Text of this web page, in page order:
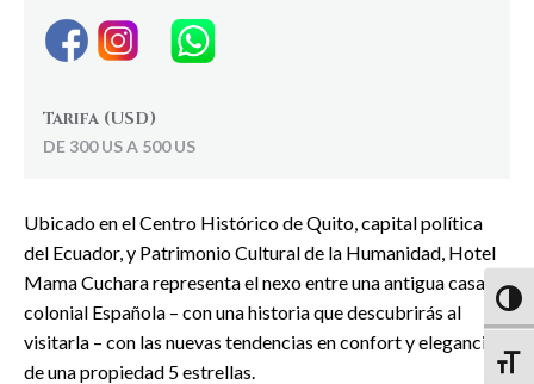
Tarifa (USD)
DE 300 US A 500 US
Ubicado en el Centro Histórico de Quito, capital política
del Ecuador, y Patrimonio Cultural de la Humanidad, Hotel
Mama Cuchara representa el nexo entre una antigua casa
colonial Española – con una historia que descubrirás al
visitarla – con las nuevas tendencias en confort y elegancia
de una propiedad 5 estrellas.